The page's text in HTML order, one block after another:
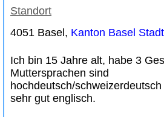
Standort
4051 Basel, Kanton Basel Stadt
Ich bin 15 Jahre alt, habe 3
Muttersprachen sind
hochdeutsch/
sehr gut englisch.